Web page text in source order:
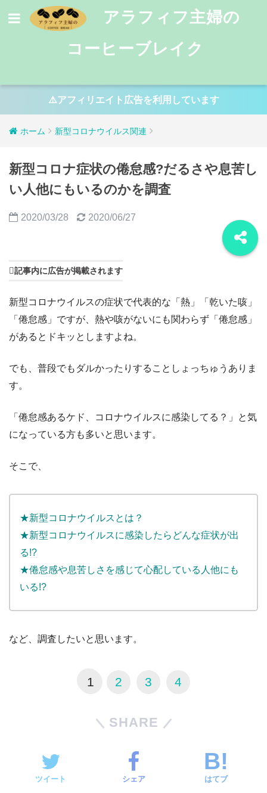
アラフィフ主婦の
コーヒーブレイク
⚠️アフィリエイト広告を利用しています
ホーム 新型コロナウイルス関連
新型コロナ症状の倦怠感?だるさや息苦し
い人他にもいるのかを調査
2020/03/28 2020/06/27
記事内に広告が掲載されます
新型コロナウイルスの症状で代表的な「熱」「乾いた咳」
「倦怠感」ですが、熱や咳がないにも関わらず「倦怠感」
があるとドキッとしますよね。
でも、普段でもダルかったりすることしょっちゅうありま
す。
「倦怠感あるケド、コロナウイルスに感染してる？」と気
になっている方も多いと思います。
そこで、
★新型コロナウイルスとは？
★新型コロナウイルスに感染したらどんな症状が出
る!?
★倦怠感や息苦しさを感じて心配している人他にも
いる!?
など、調査したいと思います。
1 2 3 4
SHARE
ツイート シェア はてブ